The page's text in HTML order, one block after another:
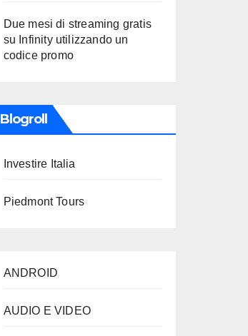
Due mesi di streaming gratis
su Infinity utilizzando un
codice promo
Blogroll
Investire Italia
Piedmont Tours
ANDROID
AUDIO E VIDEO